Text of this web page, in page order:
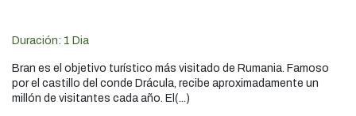
Duración: 1 Dia
Bran es el objetivo turístico más visitado de Rumania. Famoso
por el castillo del conde Drácula, recibe aproximadamente un
millón de visitantes cada año. El(...)